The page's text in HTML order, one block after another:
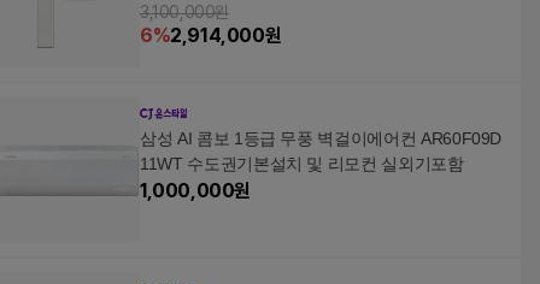
3,100,000원
6%2,914,000원
삼성 AI 콤보 1등급 무풍 벽걸이에어컨 AR60F09D
11WT 수도권기본설치 및 리모컨 실외기포함
1,000,000원